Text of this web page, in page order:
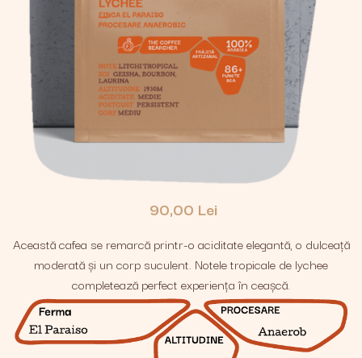
90,00 Lei
Această cafea se remarcă printr-o aciditate elegantă, o dulceață
moderată și un corp suculent. Notele tropicale de lychee
completează perfect experiența în ceașcă.